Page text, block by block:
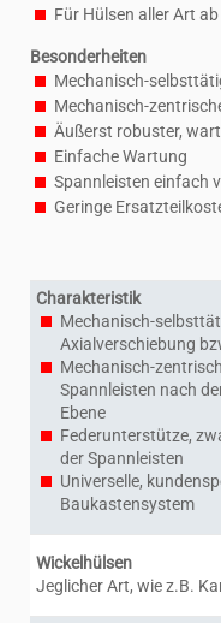
Für Hülsen aller Art
Besonderheiten
Mechanisch-
Mechanisch-
Äußerst robuster,
Einfache Wartung
Spannleisten einfach
Geringe
Charakteristik
Mechanisch-
Axialverschiebung
Mechanisch-
Spannleisten nach
Ebene
Federunterstütze,
der Spannleisten
Universelle,
Baukastensystem
Wickelhülsen
Jeglicher Art, wie z.B.